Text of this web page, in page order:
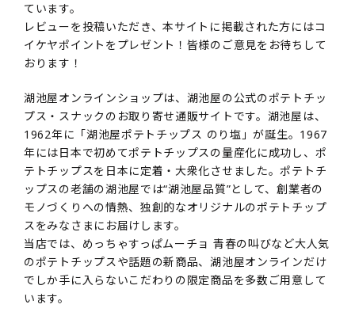
ています。
レビューを投稿いただき、本サイトに掲載された方にはコ
イケヤポイントをプレゼント！皆様のご意見をお待ちして
おります！
湖池屋オンラインショップは、湖池屋の公式のポテトチッ
プス・スナックのお取り寄せ通販サイトです。湖池屋は、
1962年に「湖池屋ポテトチップス のり塩」が誕生。1967
年には日本で初めてポテトチップスの量産化に成功し、ポ
テトチップスを日本に定着・大衆化させました。ポテトチ
ップスの老舗の湖池屋では“湖池屋品質”として、創業者の
モノづくりへの情熱、独創的なオリジナルのポテトチップ
スをみなさまにお届けします。
当店では、めっちゃすっぱムーチョ 青春の叫びなど大人気
のポテトチップスや話題の新商品、湖池屋オンラインだけ
でしか手に入らないこだわりの限定商品を多数ご用意して
います。